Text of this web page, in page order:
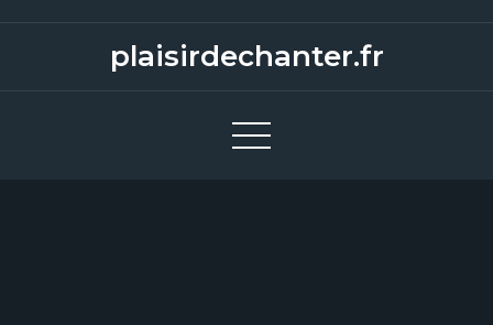
plaisirdechanter.fr